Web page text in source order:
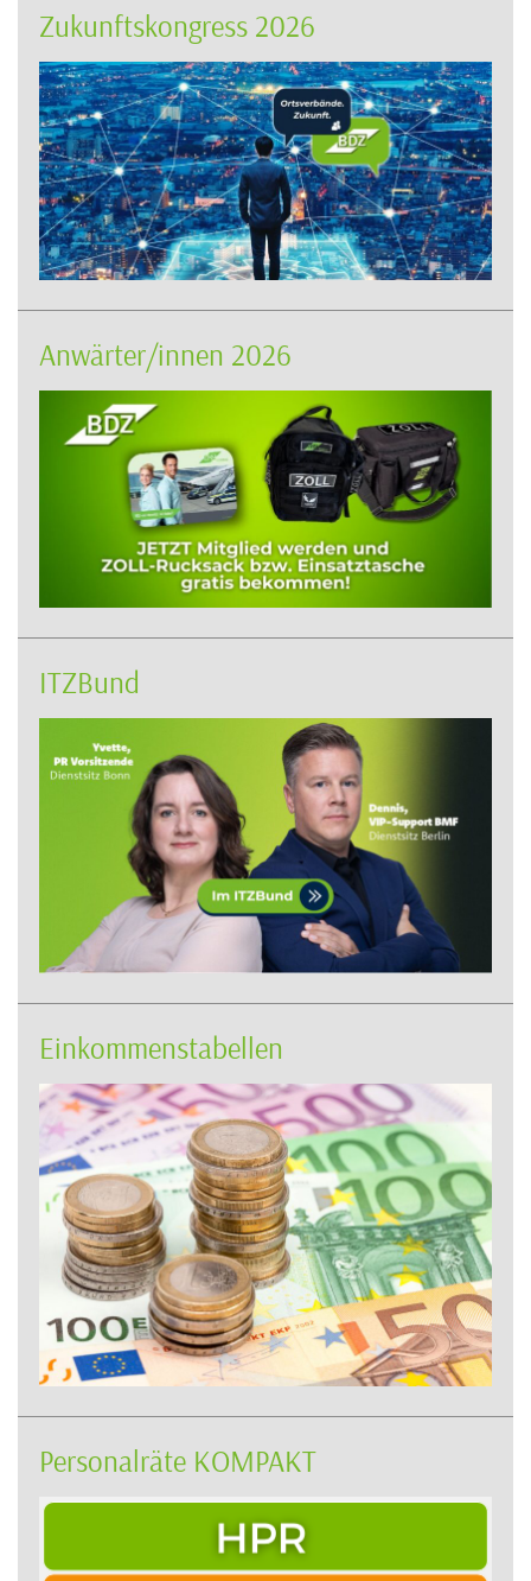
Zukunftskongress 2026
Anwärter/innen 2026
ITZBund
Einkommenstabellen
Personalräte KOMPAKT